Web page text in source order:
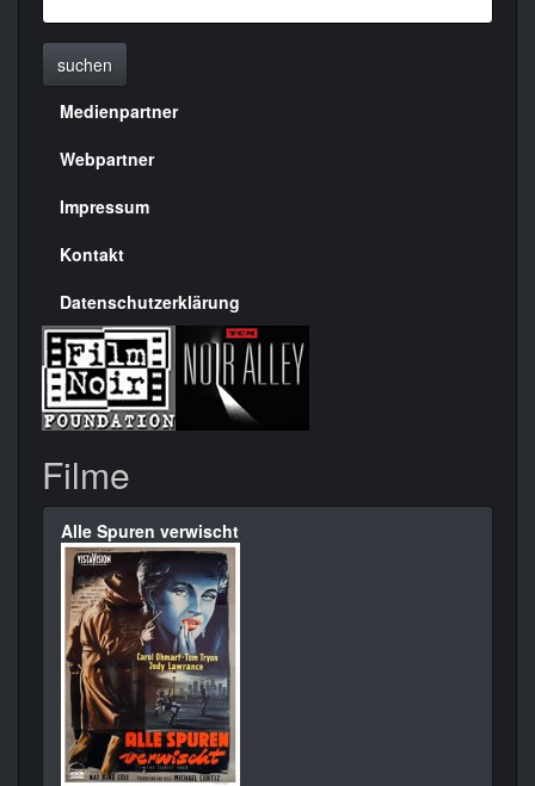
suchen
Menülinks
rechte
Seite
Medienpartner
Webpartner
Impressum
Kontakt
Datenschutzerklärung
Filme
Alle Spuren verwischt